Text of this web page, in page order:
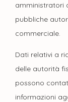
amministratori
pubbliche
commerciale.
Dati relativi a
delle autorità
possono
informazioni